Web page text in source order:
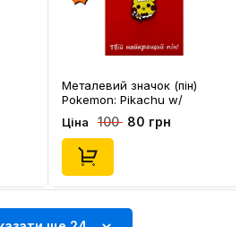
Металевий значок (пін)
Pokemon: Pikachu w/
Christmas Candy Cane,
(14415)
Ціна 100 80 грн